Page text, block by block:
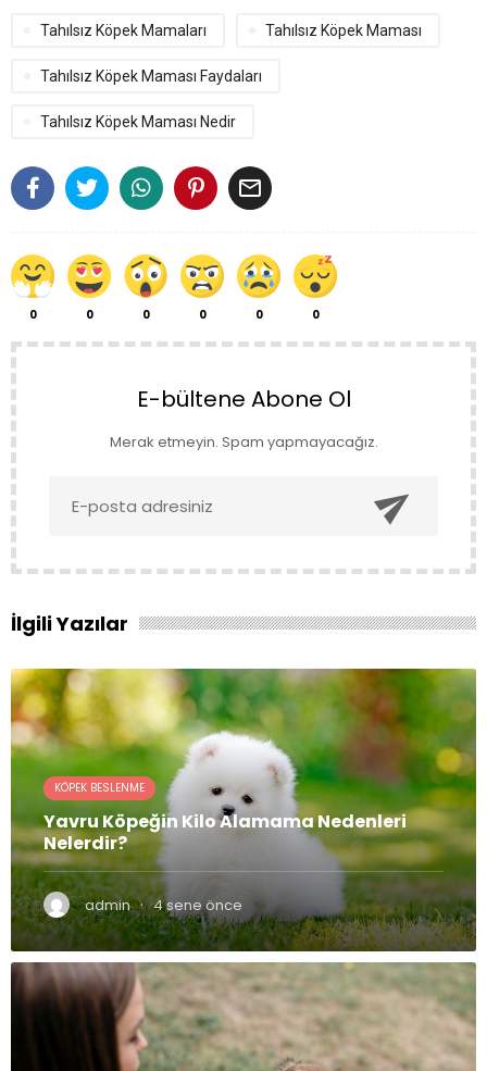

0 0 0 0 0 0
Tahılsız Köpek Mamaları Tahılsız Köpek Maması
Tahılsız Köpek Maması Faydaları
Tahılsız Köpek Maması Nedir
E-bültene Abone Ol
Merak etmeyin. Spam yapmayacağız.

İlgili Yazılar
KÖPEK BESLENME
Yavru Köpeğin Kilo Alamama Nedenleri
Nelerdir?
admin · 4 sene önce